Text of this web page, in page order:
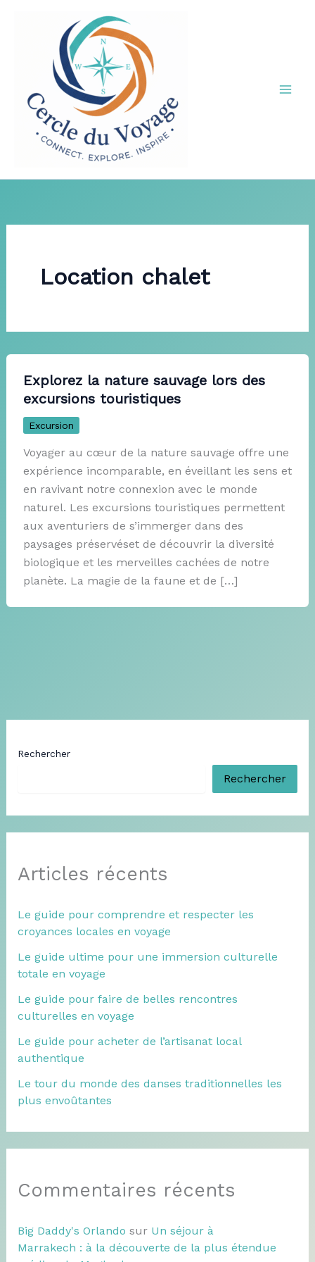
Location chalet
Explorez la nature sauvage lors des
excursions touristiques
Excursion
Voyager au cœur de la nature sauvage offre une
expérience incomparable, en éveillant les sens et
en ravivant notre connexion avec le monde
naturel. Les excursions touristiques permettent
aux aventuriers de s’immerger dans des
paysages préservéset de découvrir la diversité
biologique et les merveilles cachées de notre
planète. La magie de la faune et de […]
Rechercher
Rechercher
Articles récents
Le guide pour comprendre et respecter les
croyances locales en voyage
Le guide ultime pour une immersion culturelle
totale en voyage
Le guide pour faire de belles rencontres
culturelles en voyage
Le guide pour acheter de l’artisanat local
authentique
Le tour du monde des danses traditionnelles les
plus envoûtantes
Commentaires récents
Big Daddy's Orlando sur Un séjour à
Marrakech : à la découverte de la plus étendue